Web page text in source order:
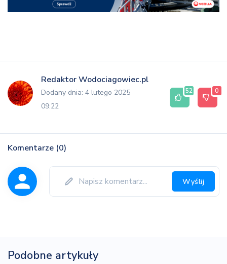
Redaktor Wodociagowiec.pl
Dodany dnia: 4 lutego 2025
09:22
52 0
Komentarze (0)
Wyślij
Podobne artykuły